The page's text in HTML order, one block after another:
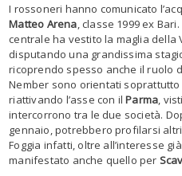
I rossoneri hanno comunicato
Matteo Arena, classe 1999 ex
centrale ha vestito la maglia della
disputando una grandissima
ricoprendo spesso anche il ruolo
Nember sono orientati
riattivando l’asse con ilParma,
intercorrono tra le due società.
gennaio, potrebbero profilarsi
Foggia infatti, oltre all’interesse
manifestato anche quello per